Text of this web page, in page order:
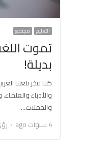
التعليم مجتمع
تموت
بديلة!
كلنا فخر بلغتنا
والأدباء
والحملات…
4 سنوات ago